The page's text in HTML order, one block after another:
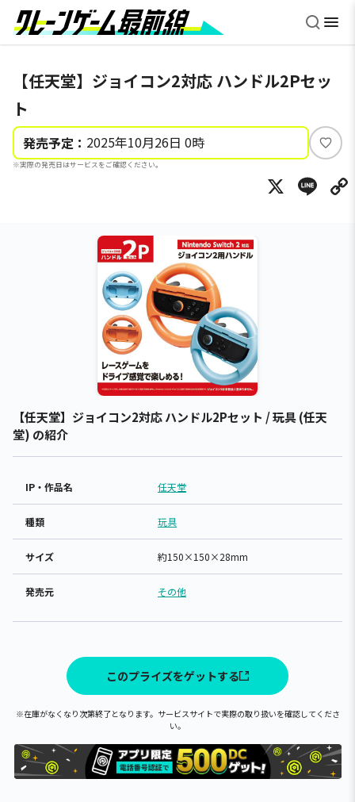
【任天堂】ジョイコン2対応 ハンドル2Pセッ
ト
発売予定： 2025年10月26日 0時
※実際の発売日はサービスをご確認ください。
い
ね
X
【任天堂】ジョイコン2対応 ハンドル2Pセット / 玩具 (任天
堂) の紹介
IP・作品名 任天堂
種類 玩具
サイズ 約150×150×28mm
発売元 その他
このプライズをゲットする
※在庫がなくなり次第終了となります。サービスサイトで実際の取り扱いを確認してくださ
い。